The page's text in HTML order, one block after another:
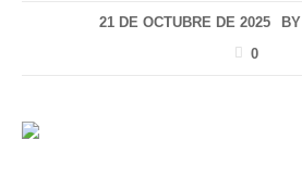
21 DE OCTUBRE DE 2025 BY
0